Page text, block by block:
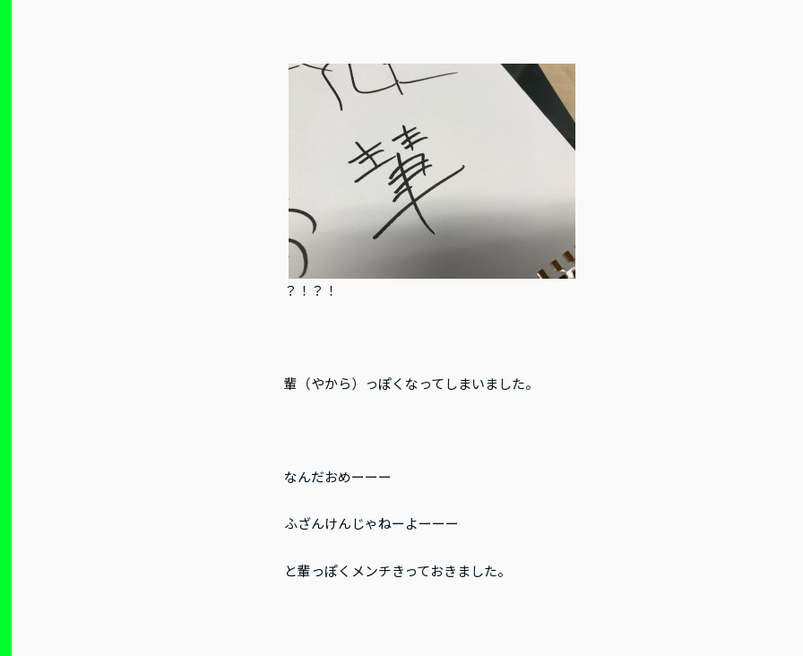
？！？！
輩（やから）っぽくなってしまいました。
なんだおめーーー
ふざんけんじゃねーよーーー
と輩っぽくメンチきっておきました。